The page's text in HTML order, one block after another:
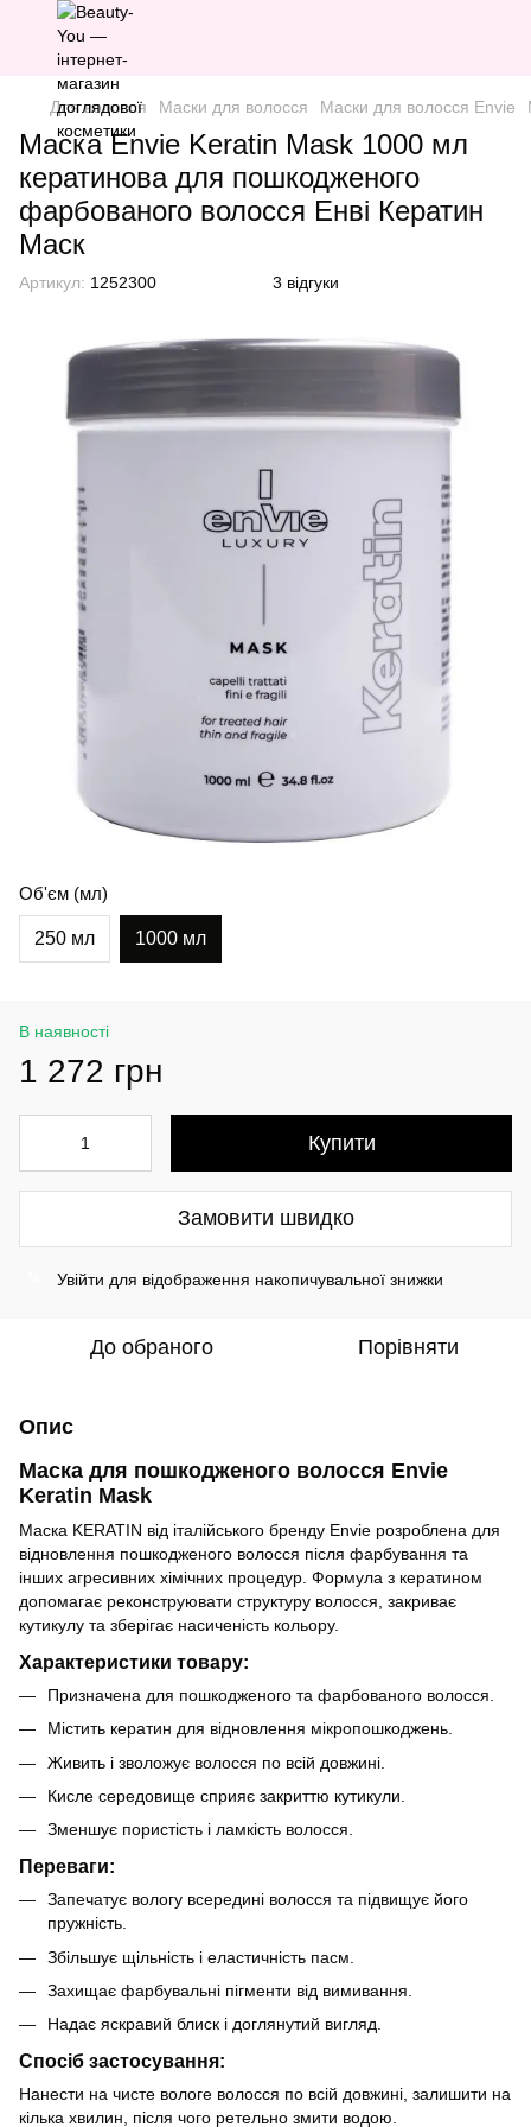
Для волосся Маски для волосся Маски для волосся Envie
Маска Envie Keratin Mask 1000 мл
кератинова для пошкодженого
фарбованого волосся Енві Кератин
Маск
Артикул: 1252300 3 відгуки
Об'єм (мл)
250 мл 1000 мл
В наявності
1 272 грн
Купити
Замовити швидко
Увійти для відображення накопичувальної знижки
До обраного Порівняти
Опис
Маска для пошкодженого волосся Envie
Keratin Mask
Маска KERATIN від італійського бренду Envie розроблена для
відновлення пошкодженого волосся після фарбування та
інших агресивних хімічних процедур. Формула з кератином
допомагає реконструювати структуру волосся, закриває
кутикулу та зберігає насиченість кольору.
Характеристики товару:
Призначена для пошкодженого та фарбованого волосся.
Містить кератин для відновлення мікропошкоджень.
Живить і зволожує волосся по всій довжині.
Кисле середовище сприяє закриттю кутикули.
Зменшує пористість і ламкість волосся.
Переваги:
Запечатує вологу всередині волосся та підвищує його
пружність.
Збільшує щільність і еластичність пасм.
Захищає фарбувальні пігменти від вимивання.
Надає яскравий блиск і доглянутий вигляд.
Спосіб застосування:
Нанести на чисте вологе волосся по всій довжині, залишити на
кілька хвилин, після чого ретельно змити водою.